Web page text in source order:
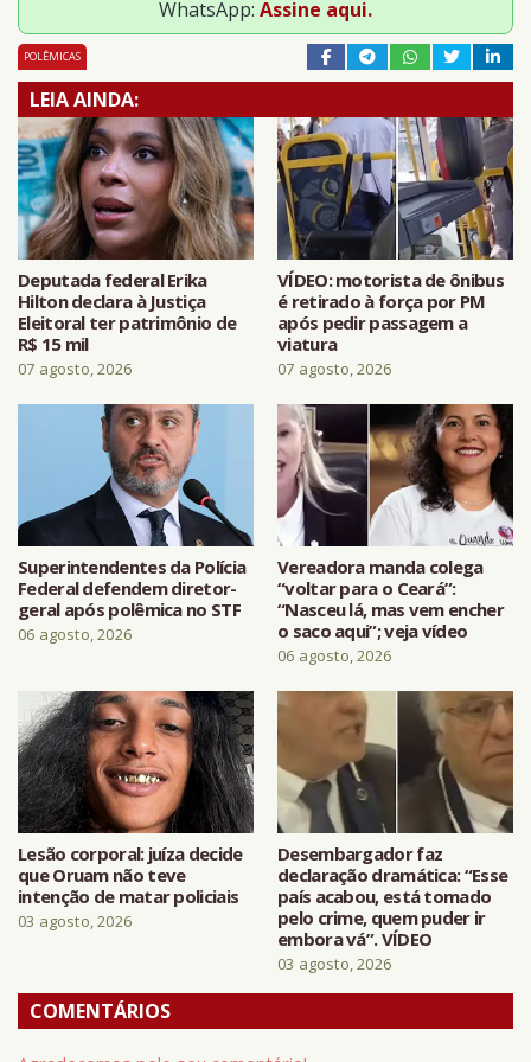
WhatsApp: Assine aqui.
POLÊMICAS
LEIA AINDA:
Deputada federal Erika
Hilton declara à Justiça
Eleitoral ter patrimônio de
R$ 15 mil
07 agosto, 2026
VÍDEO: motorista de ônibus
é retirado à força por PM
após pedir passagem a
viatura
07 agosto, 2026
Superintendentes da Polícia
Federal defendem diretor-
geral após polêmica no STF
06 agosto, 2026
Vereadora manda colega
“voltar para o Ceará”:
“Nasceu lá, mas vem encher
o saco aqui”; veja vídeo
06 agosto, 2026
Lesão corporal: juíza decide
que Oruam não teve
intenção de matar policiais
03 agosto, 2026
Desembargador faz
declaração dramática: “Esse
país acabou, está tomado
pelo crime, quem puder ir
embora vá”. VÍDEO
03 agosto, 2026
COMENTÁRIOS